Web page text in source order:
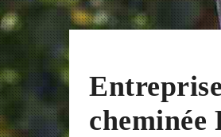
cheminée